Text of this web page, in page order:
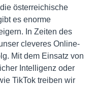
österreichische
es enorme
In Zeiten des
cleveres Online-
Mit dem Einsatz von
Intelligenz oder
TikTok treiben wir